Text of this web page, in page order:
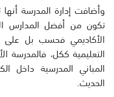
وأضافت إدارة المدرسة
تكون من أفضل المدارس
الأكاديمي فحسب بل على
التعليمية ككل، فالمدرسة
المباني المدرسية داخل
الحديث.